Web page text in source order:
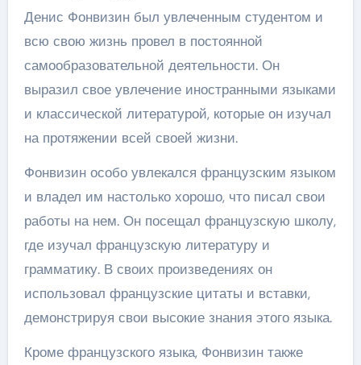
Денис Фонвизин был увлеченным студентом и
всю свою жизнь провел в постоянной
самообразовательной деятельности. Он
выразил свое увлечение иностранными языками
и классической литературой, которые он изучал
на протяжении всей своей жизни.
Фонвизин особо увлекался французским языком
и владел им настолько хорошо, что писал свои
работы на нем. Он посещал французскую школу,
где изучал французскую литературу и
грамматику. В своих произведениях он
использовал французские цитаты и вставки,
демонстрируя свои высокие знания этого языка.
Кроме французского языка, Фонвизин также